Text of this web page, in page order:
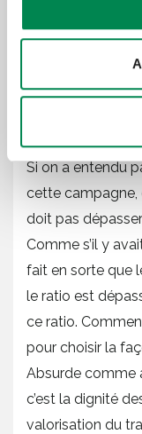
15 ans laissant
souvent à bout
Si on a entendu
cette campagne,
doit pas
Comme s’il y
fait en sorte que
le ratio est
ce ratio.
pour choisir la
Absurde comme
c’est la dignité
valorisation du